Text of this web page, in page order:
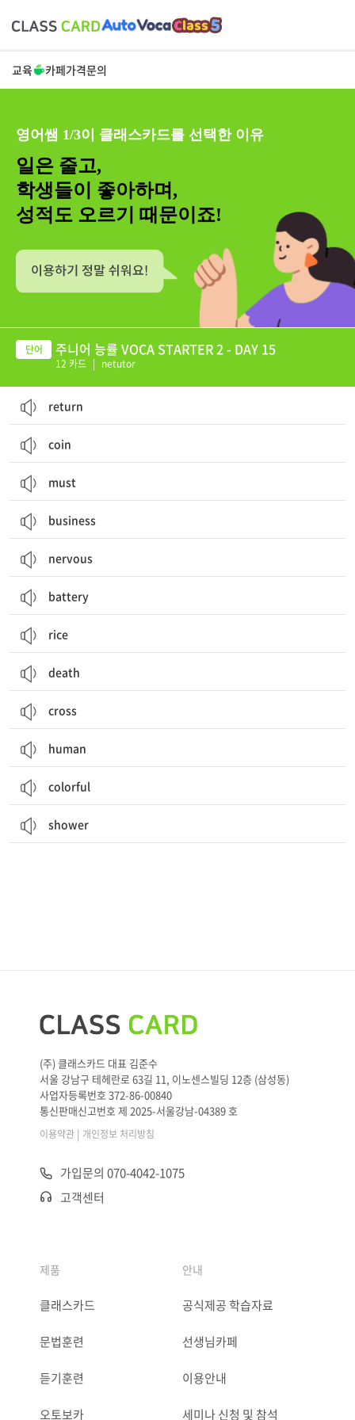
교육 카페가격문의
영어쌤 1/3이 클래스카드를 선택한 이유
일은 줄고,
학생들이 좋아하며,
성적도 오르기 때문이죠!
주니어 능률 VOCA STARTER 2 - DAY 15
12 카드 | netutor
return
coin
must
business
nervous
battery
rice
death
cross
human
colorful
shower
(주) 클래스카드 대표 김준수
서울 강남구 테헤란로 63길 11, 이노센스빌딩 12층 (삼성동)
사업자등록번호 372-86-00840
통신판매신고번호 제 2025-서울강남-04389 호
이용약관 | 개인정보 처리방침
가입문의 070-4042-1075
고객센터
제품
클래스카드
문법훈련
듣기훈련
오토보카
안내
공식제공 학습자료
선생님카페
이용안내
세미나 신청 및 참석